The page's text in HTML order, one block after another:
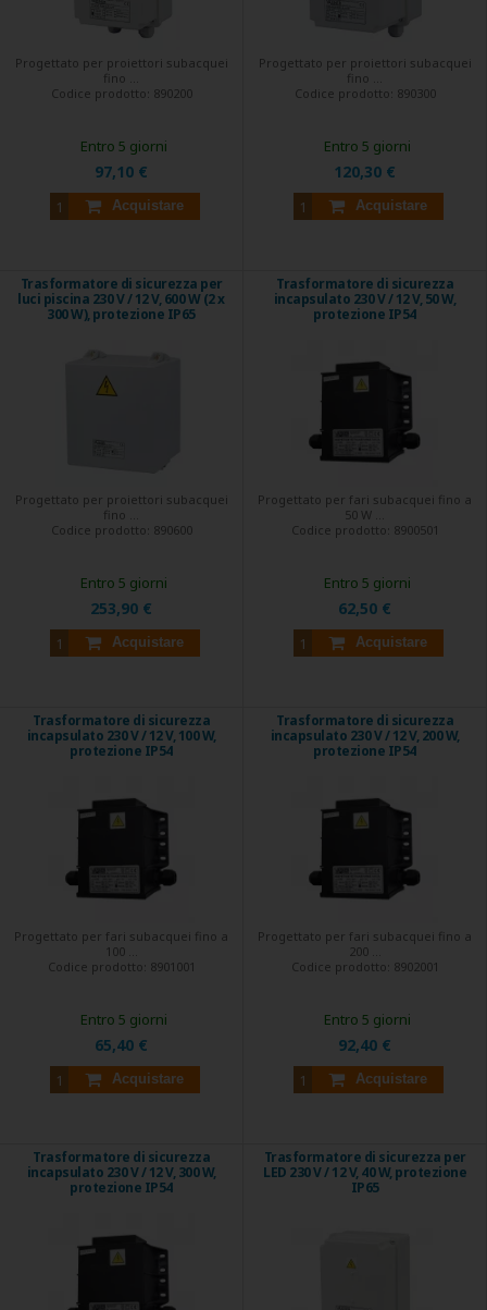
Progettato per proiettori subacquei
fino ...
Codice prodotto: 890200
97,10 €
Acquistare
Entro 5 giorni
Progettato per proiettori subacquei
fino ...
Codice prodotto: 890300
120,30 €
Acquistare
Entro 5 giorni
Trasformatore di sicurezza per
luci piscina 230 V / 12 V, 600 W (2 x
300 W), protezione IP65
Progettato per proiettori subacquei
fino ...
Codice prodotto: 890600
253,90 €
Acquistare
Entro 5 giorni
Trasformatore di sicurezza
incapsulato 230 V / 12 V, 50 W,
protezione IP54
Progettato per fari subacquei fino a
50 W ...
Codice prodotto: 8900501
62,50 €
Acquistare
Entro 5 giorni
Trasformatore di sicurezza
incapsulato 230 V / 12 V, 100 W,
protezione IP54
Progettato per fari subacquei fino a
100 ...
Codice prodotto: 8901001
65,40 €
Acquistare
Entro 5 giorni
Trasformatore di sicurezza
incapsulato 230 V / 12 V, 200 W,
protezione IP54
Progettato per fari subacquei fino a
200 ...
Codice prodotto: 8902001
92,40 €
Acquistare
Entro 5 giorni
Trasformatore di sicurezza
incapsulato 230 V / 12 V, 300 W,
protezione IP54
Trasformatore di sicurezza per
LED 230 V / 12 V, 40 W, protezione
IP65